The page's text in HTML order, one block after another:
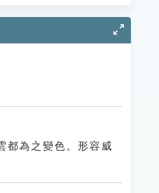
都為之變色。形容威